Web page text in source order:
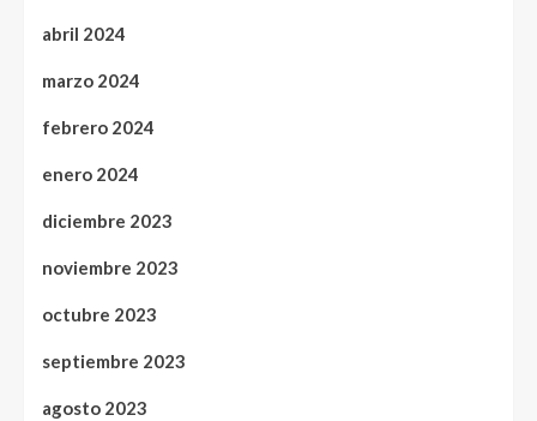
abril 2024
marzo 2024
febrero 2024
enero 2024
diciembre 2023
noviembre 2023
octubre 2023
septiembre 2023
agosto 2023